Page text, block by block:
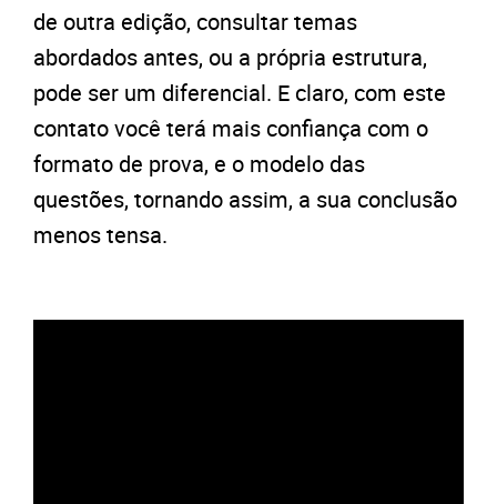
de outra edição, consultar temas
abordados antes, ou a própria estrutura,
pode ser um diferencial. E claro, com este
contato você terá mais confiança com o
formato de prova, e o modelo das
questões, tornando assim, a sua conclusão
menos tensa.